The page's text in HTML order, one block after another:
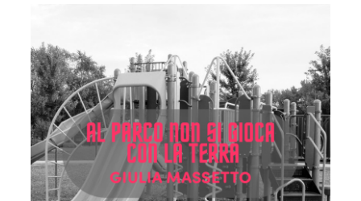
di
Adrian
Tchaikovsky